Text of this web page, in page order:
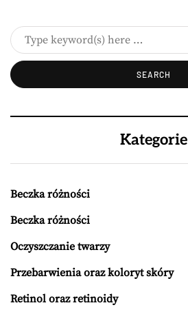
Kategorie
Beczka różności
Beczka różności
Oczyszczanie twarzy
Przebarwienia oraz koloryt skóry
Retinol oraz retinoidy